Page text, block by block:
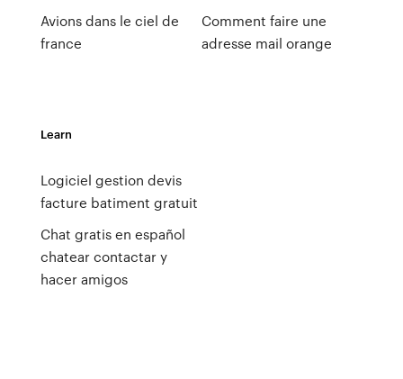
Avions dans le ciel de
france
Comment faire une
adresse mail orange
Learn
Logiciel gestion devis
facture batiment gratuit
Chat gratis en español
chatear contactar y
hacer amigos